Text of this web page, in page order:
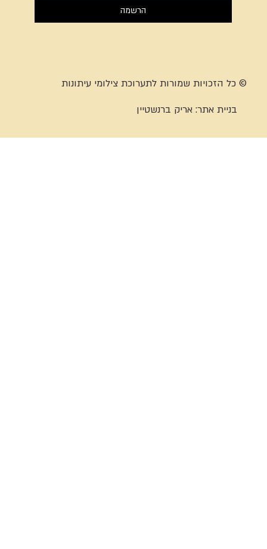
הרשמה
© כל הזכויות שמורות לתערוכת צילומי עיתונות
בניית אתר:אריק ברנשטיין